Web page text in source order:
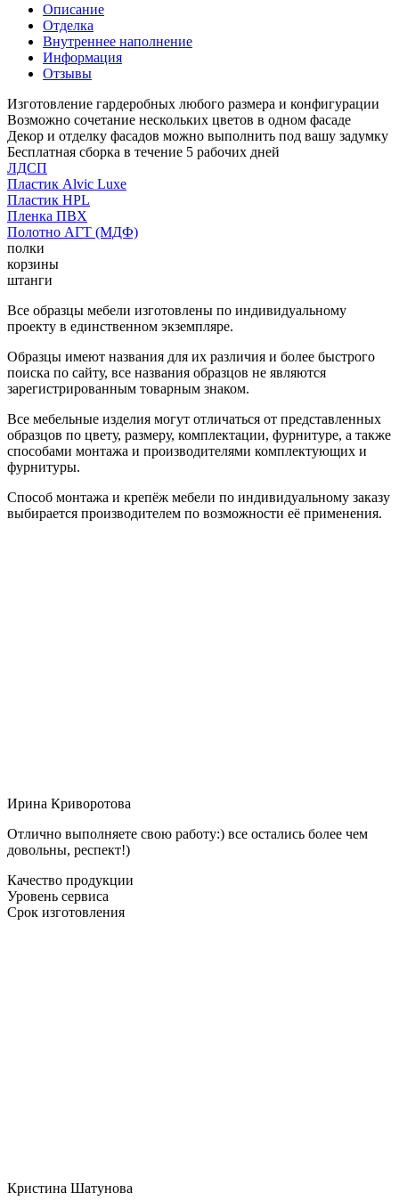
Описание
Отделка
Внутреннее наполнение
Информация
Отзывы
Изготовление гардеробных любого размера и конфигурации
Возможно сочетание нескольких цветов в одном фасаде
Декор и отделку фасадов можно выполнить под вашу задумку
Бесплатная сборка в течение 5 рабочих дней
ЛДСП
Пластик Alvic Luxe
Пластик HPL
Пленка ПВХ
Полотно АГТ (МДФ)
полки
корзины
штанги
Все образцы мебели изготовлены по индивидуальному
проекту в единственном экземпляре.
Образцы имеют названия для их различия и более быстрого
поиска по сайту, все названия образцов не являются
зарегистрированным товарным знаком.
Все мебельные изделия могут отличаться от представленных
образцов по цвету, размеру, комплектации, фурнитуре, а также
способами монтажа и производителями комплектующих и
фурнитуры.
Способ монтажа и крепёж мебели по индивидуальному заказу
выбирается производителем по возможности её применения.
Ирина Криворотова
Отлично выполняете свою работу:) все остались более чем
довольны, респект!)
Качество продукции
Уровень сервиса
Срок изготовления
Кристина Шатунова